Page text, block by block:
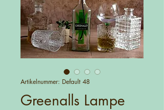
Artikelnummer: Default 48
Greenalls Lampe